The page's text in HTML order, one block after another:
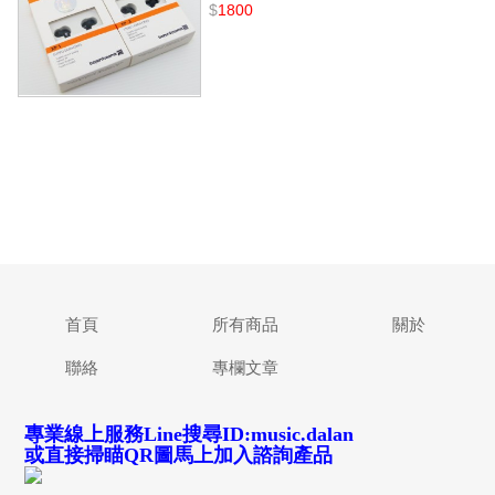
$1800
首頁 所有商品 關於
聯絡 專欄文章
專業線上服務Line搜尋ID:music.dalan
或直接掃瞄QR圖馬上加入諮詢產品